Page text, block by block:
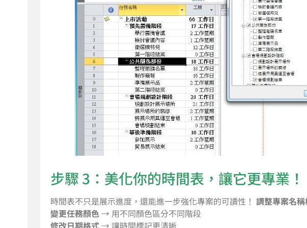
步驟 3：美化你的時間表，讓它更專業！
時間表不只是展示進度，還能進一步強化專案的可讀性！ 調整專案名
變更任務顏色→ 用不同顏色區分不同階段
修改日期格式→ 讓時間標記更清晰